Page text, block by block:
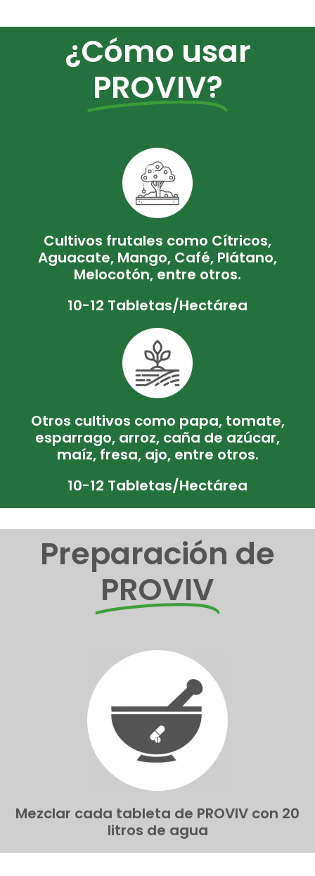
¿Cómo usar
PROVIV?
Cultivos frutales como Cítricos,
Aguacate, Mango, Café, Plátano,
Melocotón, entre otros.
10-12 Tabletas/Hectárea
Otros cultivos como papa, tomate,
esparrago, arroz, caña de azúcar,
maíz, fresa, ajo, entre otros.
10-12 Tabletas/Hectárea
Preparación de
PROVIV
Mezclar cada tableta de PROVIV con 20
litros de agua